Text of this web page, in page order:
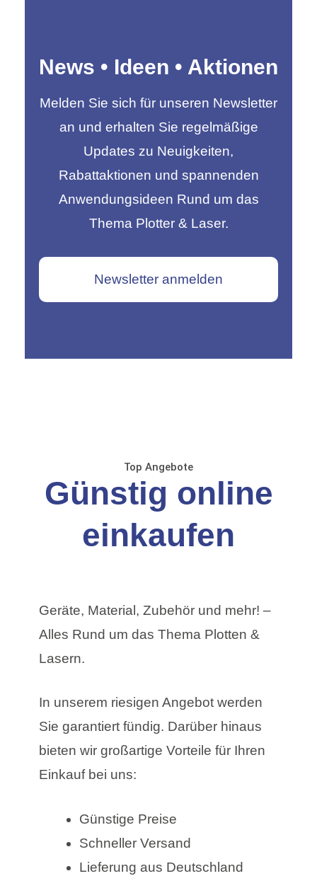
News • Ideen • Aktionen
Melden Sie sich für unseren Newsletter
an und erhalten Sie regelmäßige
Updates zu Neuigkeiten,
Rabattaktionen und spannenden
Anwendungsideen Rund um das
Thema Plotter & Laser.
Newsletter anmelden
Top Angebote
Günstig online
einkaufen
Geräte, Material, Zubehör und mehr! –
Alles Rund um das Thema Plotten &
Lasern.
In unserem riesigen Angebot werden
Sie garantiert fündig. Darüber hinaus
bieten wir großartige Vorteile für Ihren
Einkauf bei uns:
Günstige Preise
Schneller Versand
Lieferung aus Deutschland